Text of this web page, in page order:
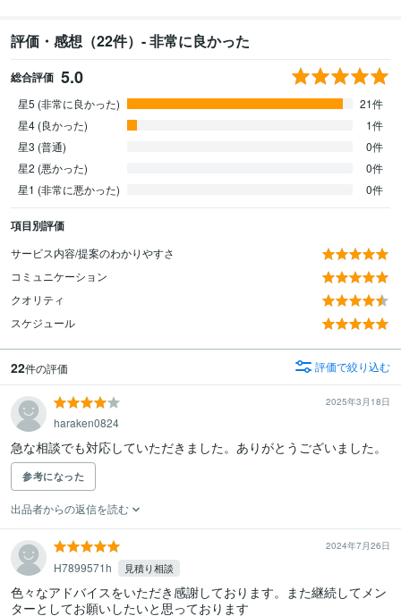
評価・感想（22件）- 非常に良かった
総合評価 5.0
星5 (非常に良かった)
21件
星4 (良かった)
1件
星3 (普通)
0件
星2 (悪かった)
0件
星1 (非常に悪かった)
0件
項目別評価
サービス内容/提案のわかりやすさ
コミュニケーション
クオリティ
スケジュール
22件の評価 評価で絞り込む
2025年3月18日
haraken0824
急な相談でも対応していただきました。ありがとうございました。
参考になった
出品者からの返信を読む
2024年7月26日
H7899571h 見積り相談
色々なアドバイスをいただき感謝しております。また継続してメン
ターとしてお願いしたいと思っております